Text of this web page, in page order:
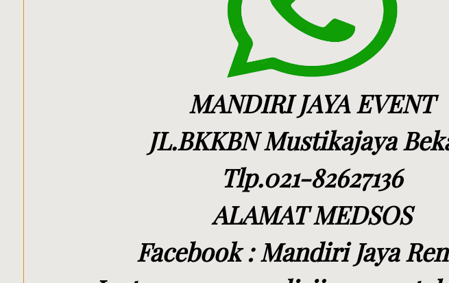
MANDIRI JAYA EVENT
JL.BKKBN Mustikajaya
Tlp.021-82627136
ALAMAT MEDSOS
Facebook : Mandiri Jaya